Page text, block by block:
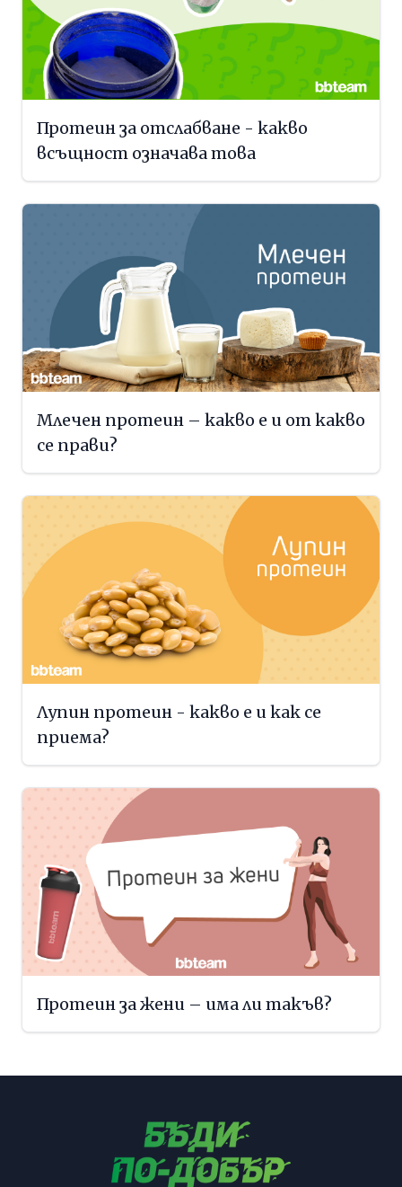
Протеин за отслабване - какво
всъщност означава това
Млечен протеин – какво е и от какво
се прави?
Лупин протеин - какво е и как се
приема?
Протеин за жени – има ли такъв?